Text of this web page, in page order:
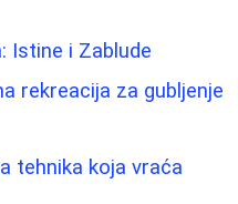
Istine i Zablude
rekreacija za gubljenje
tehnika koja vraća